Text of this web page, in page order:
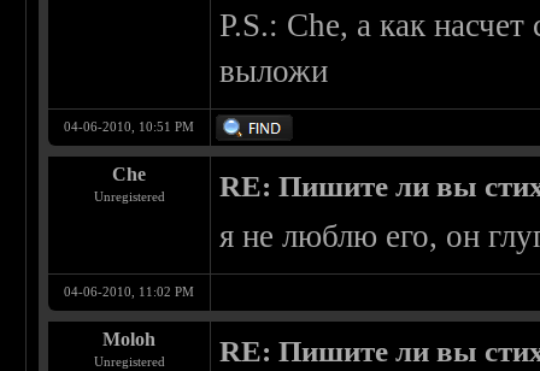
P.S.: Che, а как
выложи
04-06-2010, 10:51 PM
Che
Unregistered RE: Пишите ли вы
я не люблю его, он
04-06-2010, 11:02 PM
Moloh
Unregistered RE: Пишите ли вы